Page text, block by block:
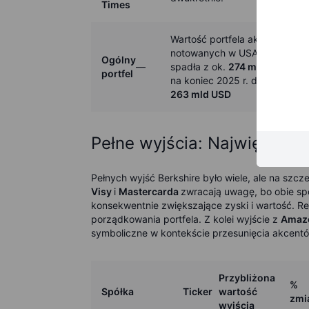
Times
Ogólny
portfel
—
Wartość portfela akcji
notowanych w USA
spadła z ok. 274 mld USD
na koniec 2025 r. do ok.
263 mld USD
Pełne wyjścia: Najwięksi
Pełnych wyjść Berkshire było wiele, ale na
Visy i Mastercarda zwracają uwagę, bo obie
konsekwentnie zwiększające zyski i wartość.
porządkowania portfela. Z kolei wyjście z
symboliczne w kontekście przesunięcia
Spółka Ticker
Przybliżona
wartość
wyjścia
%